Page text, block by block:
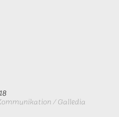
/ Galledia